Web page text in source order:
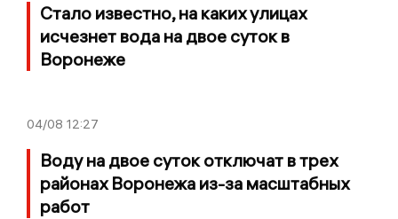
Стало известно, на каких улицах
исчезнет вода на двое суток в
Воронеже
04/08 12:27
Воду на двое суток отключат в трех
районах Воронежа из-за масштабных
работ